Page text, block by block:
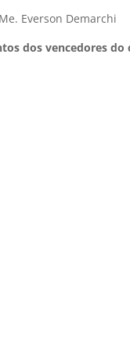
Everson Demarchi
dos vencedores do